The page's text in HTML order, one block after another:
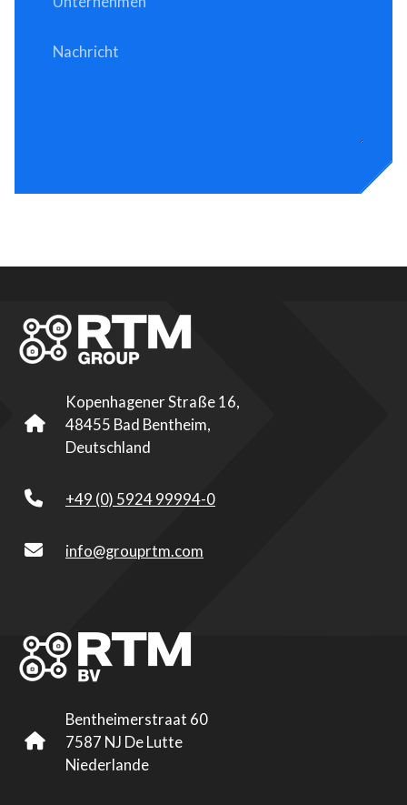
Kopenhagener Straße 16,
48455 Bad Bentheim,
Deutschland
+49 (0) 5924 99994-0
info@grouprtm.com
Bentheimerstraat 60
7587 NJ De Lutte
Niederlande